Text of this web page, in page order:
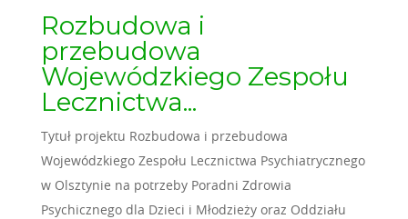
Rozbudowa i
przebudowa
Wojewódzkiego Zespołu
Lecznictwa...
Tytuł projektu Rozbudowa i przebudowa
Wojewódzkiego Zespołu Lecznictwa Psychiatrycznego
w Olsztynie na potrzeby Poradni Zdrowia
Psychicznego dla Dzieci i Młodzieży oraz Oddziału